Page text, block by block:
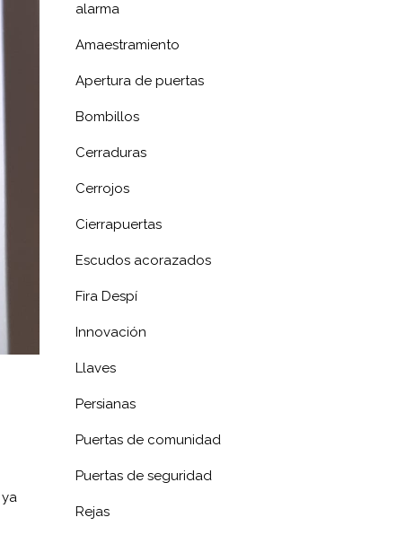
ya
alarma
Amaestramiento
Apertura de puertas
Bombillos
Cerraduras
Cerrojos
Cierrapuertas
Escudos acorazados
Fira Despí
Innovación
Llaves
Persianas
Puertas de comunidad
Puertas de seguridad
Rejas